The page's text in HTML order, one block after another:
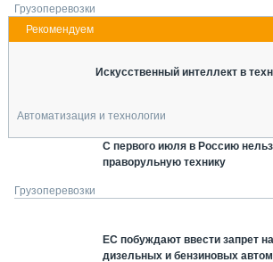
Грузоперевозки
Искусственный интеллект в
Автоматизация и технологии
С первого июля в Россию
праворульную технику
Грузоперевозки
ЕС побуждают ввести запрет
дизельных и бензиновых